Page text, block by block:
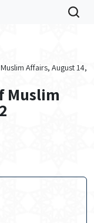
Affairs, August 14,
Muslim